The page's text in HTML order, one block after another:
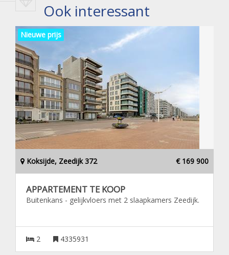
Ook interessant
Nieuwe prijs
Koksijde, Zeedijk 372 € 169 900
APPARTEMENT TE KOOP
Buitenkans - gelijkvloers met 2 slaapkamers Zeedijk.
2 4335931